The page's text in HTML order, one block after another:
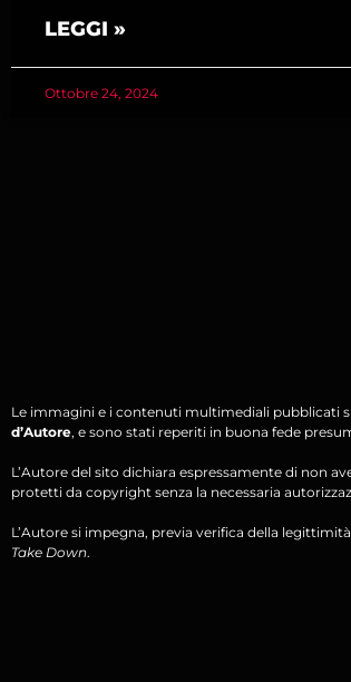
LEGGI »
Ottobre 24, 2024
Le immagini e i contenuti multimediali pubblicati
d’Autore, e sono stati reperiti in buona fede
L’Autore del sito dichiara espressamente di non
protetti da copyright senza la necessaria
L’Autore si impegna, previa verifica della
Take Down.